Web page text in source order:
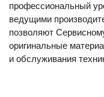
профессиональный
ведущими
позволяют
оригинальные
и обслуживания